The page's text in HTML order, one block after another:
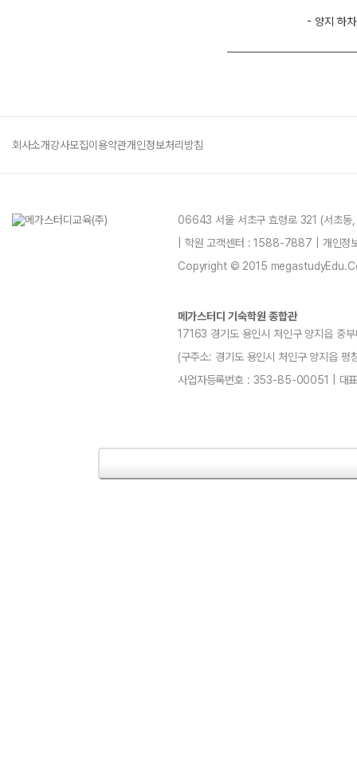
- 양지 하
회사소개강사모집이용약관개인정보처리방침
06643 서울 서초구 효령로 321 (서초
| 학원 고객센터 : 1588-7887 | 개인
Copyright © 2015
메가스터디 기숙학원 종합관
17163 경기도 용인시 처인구 양지읍 중
(구주소: 경기도 용인시 처인구 양지
사업자등록번호 : 353-85-00051 | 대표